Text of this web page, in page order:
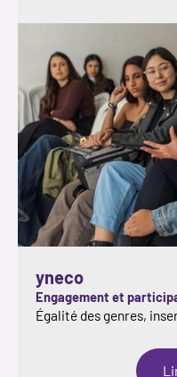
yneco
Engagement et
Égalité des genres,